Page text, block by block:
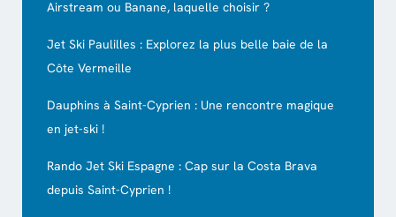
Airstream ou Banane, laquelle choisir ?
Jet Ski Paulilles : Explorez la plus belle baie de la
Côte Vermeille
Dauphins à Saint-Cyprien : Une rencontre magique
en jet-ski !
Rando Jet Ski Espagne : Cap sur la Costa Brava
depuis Saint-Cyprien !